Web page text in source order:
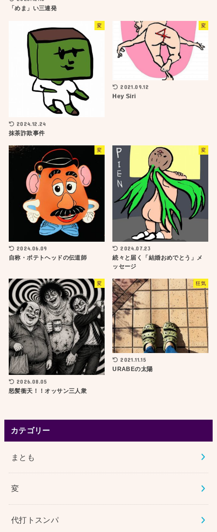
「めま」い三連発
変
2024.12.24
抹茶詐欺事件
変
2021.09.12
Hey Siri
変
2024.06.09
自称・ポテトヘッドの伝道師
変
2024.07.23
続々と届く「結婚おめでとう」メ
ッセージ
変
2026.08.05
怒髪衝天！！オッサン三人衆
狂気
2021.11.15
URABEの太陽
カテゴリー
まとも
変
代打トスンパ